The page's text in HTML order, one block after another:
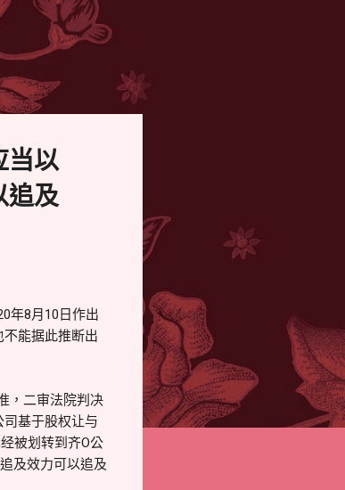
当以
追及
年8月10日作出
能据此推断出
，二审法院判决
基于股权让与
被划转到齐O公
及效力可以追及